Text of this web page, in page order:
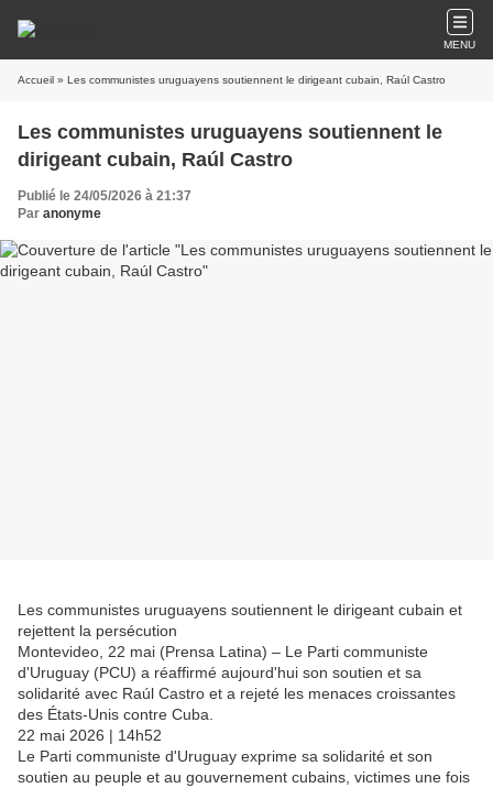
MENU
Accueil » Les communistes uruguayens soutiennent le dirigeant cubain, Raúl Castro
Les communistes uruguayens soutiennent le
dirigeant cubain, Raúl Castro
Publié le 24/05/2026 à 21:37
Par anonyme
Les communistes uruguayens soutiennent le dirigeant cubain et
rejettent la persécution
Montevideo, 22 mai (Prensa Latina) – Le Parti communiste
d'Uruguay (PCU) a réaffirmé aujourd'hui son soutien et sa
solidarité avec Raúl Castro et a rejeté les menaces croissantes
des États-Unis contre Cuba.
22 mai 2026 | 14h52
Le Parti communiste d'Uruguay exprime sa solidarité et son
soutien au peuple et au gouvernement cubains, victimes une fois